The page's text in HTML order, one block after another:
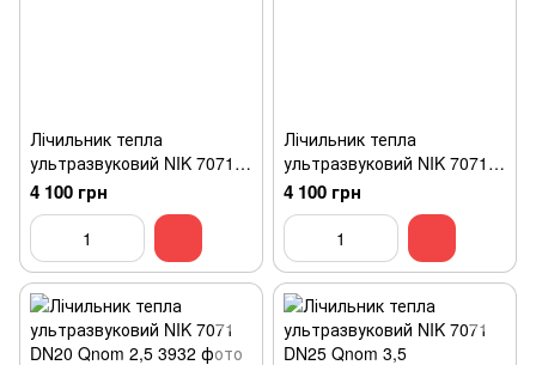
Лічильник тепла
ультразвуковий NIK 7071
DN15 Qnom 0,6
4 100 грн
Лічильник тепла
ультразвуковий NIK 7071
DN15 Qnom 1,5
4 100 грн